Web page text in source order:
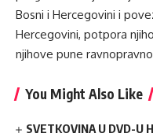
Bosni i Hercegovini i
Hercegovini, potpora
njihove pune
You Might Also Like
SVETKOVINA U DVD-U